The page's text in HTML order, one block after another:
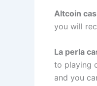
Altcoin
you will
La perla
to playing
and you